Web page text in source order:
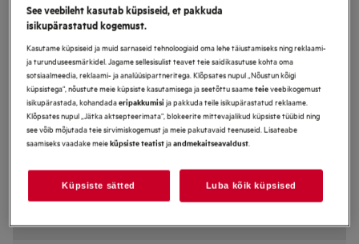
LSR6E26WE
Pesumasin 6000-seeria ProSense® 6
kg
Tootekirjeldus
Eelised
AEG 6000 seeria õhuke pesumasin ja ProSense technology® säästavad
ProSense® — kohandab aja-, vee- ja energiakasutust pesukoguse järgi
Allergiavastane auruprogramm eemaldab rõivastelt bakterid.*
See veebileht kasutab küpsiseid, et pakkuda
isikupärastatud kogemust.
Kasutame küpsiseid ja muid sarnaseid tehnoloogiaid oma lehe täiustamiseks ning reklaami-
ja turunduseesmärkidel. Jagame sellesisulist teavet teie saidikasutuse kohta oma
sotsiaalmeedia, reklaami- ja analüüsipartneritega. Klõpsates nupul „Nõustun kõigi
küpsistega“, nõustute meie küpsiste kasutamisega ja seetõttu saameteieveebikogemust
isikupärastada, kohandadaeripakkumisija pakkuda teile isikupärastatud reklaame.
Klõpsates nupul „Jätka aktsepteerimata“, blokeerite mittevajalikud küpsiste tüübid ning
see võib mõjutada teie sirvimiskogemust ja meie pakutavaid teenuseid. Lisateabe
saamiseks vaadake meieküpsiste teatistjaandmekaitseavaldust.
Küpsiste sätted Luba kõik küpsised